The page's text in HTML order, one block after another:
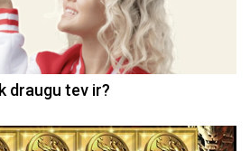
draugu tev ir?